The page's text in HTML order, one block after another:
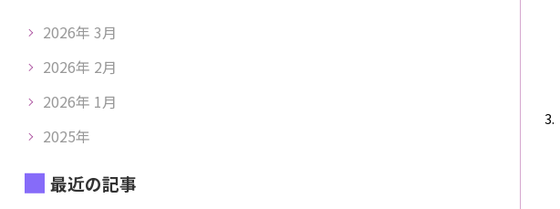
2026年 3月
2026年 2月
2026年 1月
2025年
最近の記事